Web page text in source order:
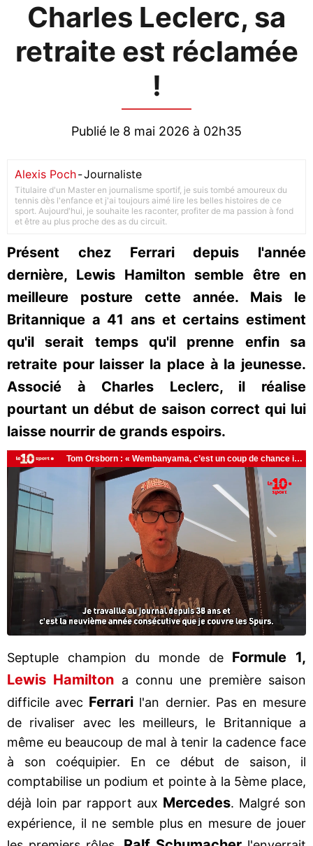
Charles Leclerc, sa
retraite est réclamée
!
Publié le 8 mai 2026 à 02h35
Alexis Poch-Journaliste
Titulaire d'un Master en journalisme sportif, je suis tombé amoureux du
tennis dès l'enfance et j'ai toujours aimé lire les belles histoires de ce
sport. Aujourd'hui, je souhaite les raconter, profiter de ma passion à fond
et être au plus proche des as du circuit.
Présent chez Ferrari depuis l'année
dernière, Lewis Hamilton semble être en
meilleure posture cette année. Mais le
Britannique a 41 ans et certains estiment
qu'il serait temps qu'il prenne enfin sa
retraite pour laisser la place à la jeunesse.
Associé à Charles Leclerc, il réalise
pourtant un début de saison correct qui lui
laisse nourrir de grands espoirs.
Septuple champion du monde de Formule 1,
Lewis Hamilton a connu une première saison
difficile avec Ferrari l'an dernier. Pas en mesure
de rivaliser avec les meilleurs, le Britannique a
même eu beaucoup de mal à tenir la cadence face
à son coéquipier. En ce début de saison, il
comptabilise un podium et pointe à la 5ème place,
déjà loin par rapport aux Mercedes. Malgré son
expérience, il ne semble plus en mesure de jouer